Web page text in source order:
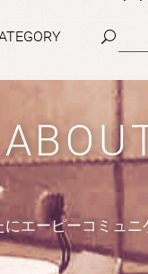
にエーピーコミュ